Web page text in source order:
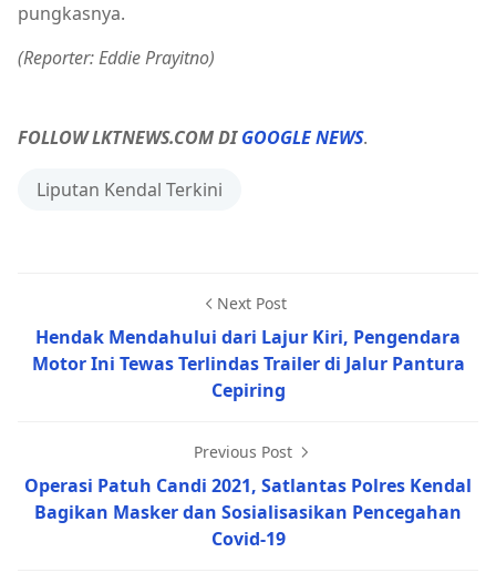
pungkasnya.
(Reporter: Eddie Prayitno)
FOLLOW LKTNEWS.COM DIGOOGLE NEWS.
Liputan Kendal Terkini
Next Post
Hendak Mendahului dari Lajur Kiri, Pengendara
Motor Ini Tewas Terlindas Trailer di Jalur Pantura
Cepiring
Previous Post
Operasi Patuh Candi 2021, Satlantas Polres Kendal
Bagikan Masker dan Sosialisasikan Pencegahan
Covid-19